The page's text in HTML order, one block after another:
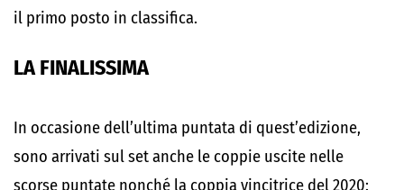
il primo posto in classifica.
LA FINALISSIMA
In occasione dell’ultima puntata di quest’edizione,
sono arrivati sul set anche le coppie uscite nelle
scorse puntate nonché la coppia vincitrice del 2020: